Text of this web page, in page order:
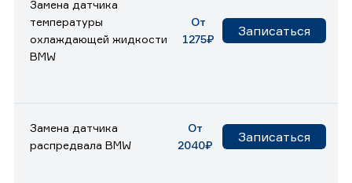
Замена датчика
температуры
охлаждающей жидкости
BMW
От
1275₽
Записаться
Замена датчика
распредвала BMW
От
2040₽
Записаться